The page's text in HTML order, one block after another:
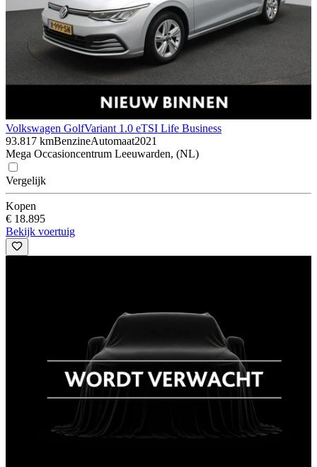
Volkswagen GolfVariant 1.0 eTSI Life Business
93.817 kmBenzineAutomaat2021
Mega Occasioncentrum Leeuwarden, (NL)
Vergelijk
Kopen
€ 18.895
Bekijk voertuig